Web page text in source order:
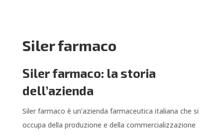
Siler farmaco
Siler farmaco: la storia
dell’azienda
Siler farmaco è un’azienda farmaceutica italiana che si
occupa della produzione e della commercializzazione